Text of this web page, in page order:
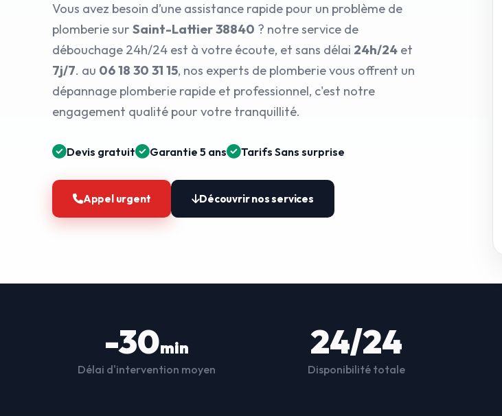
Vous avez besoin d’une assistance rapide pour un problème de
plomberie sur Saint-Lattier 38840 ? notre service de
débouchage 24h/24 est à votre écoute, et sans délai 24h/24 et
7j/7. au 06 18 30 31 15, nos experts de plomberie vous offrent un
dépannage plomberie rapide et professionnel, c'est notre
engagement qualité pour votre tranquillité.
Devis gratuit Garantie 5 ans Tarifs Sans surprise
Appel urgent Découvrir nos services
-30min
Délai d'intervention moyen
24/24
Disponibilité totale